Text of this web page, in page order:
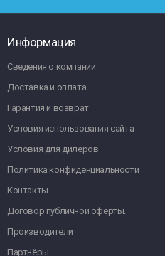
Информация
Сведения о компании
Доставка и оплата
Гарантия и возврат
Условия использования сайта
Условия для дилеров
Политика конфиденциальности
Контакты
Договор публичной оферты.
Производители
Партнёры